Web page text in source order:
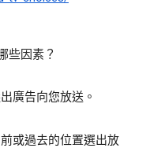
些因素？
廣告向您放送。
或過去的位置選出放